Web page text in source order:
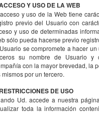
Y USO DE LA WEB
y uso de la Web tiene
previo del Usuario con
y uso de determinadas
sólo pueda hacerse previo
se compromete a hacer
su nombre de Usuario y
con la mayor brevedad, la
mismos por un tercero.
DE USO
Ud. accede a nuestra
toda la información